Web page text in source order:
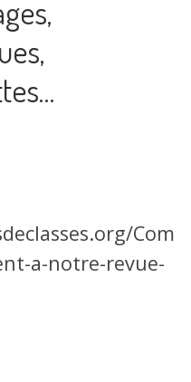
Com
a-notre-revue-